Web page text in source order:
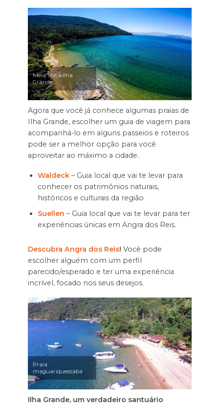
Meia Volta Ilha
Grande
Agora que você já conhece algumas praias de
Ilha Grande, escolher um guia de viagem para
acompanhá-lo em alguns passeios e roteiros
pode ser a melhor opção para você
aproveitar ao máximo a cidade.
Waldeck – Guia local que vai te levar para
conhecer os patrimônios naturais,
históricos e culturais da região
Suellen –Guia local que vai te levar para ter
experiências únicas em Angra dos Reis.
Descubra Angra dos Reis! Você pode
escolher alguém com um perfil
parecido/esperado e ter uma experiência
incrível, focado nos seus desejos.
Praia
maguariquessaba
Ilha Grande, um verdadeiro santuário